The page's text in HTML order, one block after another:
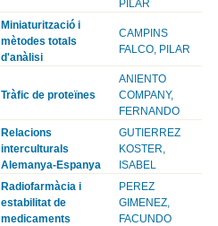
PILAR
Miniaturització i
mètodes totals
d'anàlisi
CAMPINS
FALCO, PILAR
Tràfic de proteïnes
ANIENTO
COMPANY,
FERNANDO
Relacions
interculturals
Alemanya-Espanya
GUTIERREZ
KOSTER,
ISABEL
Radiofarmàcia i
estabilitat de
medicaments
PEREZ
GIMENEZ,
FACUNDO